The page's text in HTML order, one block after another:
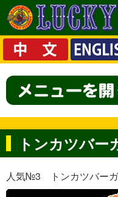
トンカツバー
人気№3 トンカツバー